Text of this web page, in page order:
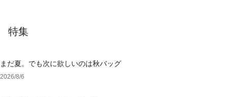
特集
まだ夏。でも次に欲しいのは秋バッグ
2026/8/6